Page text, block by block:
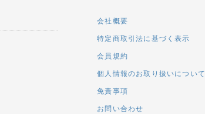
会社概要
特定商取引法に基づく表示
会員規約
個人情報のお取り扱いについ
免責事項
お問い合わせ